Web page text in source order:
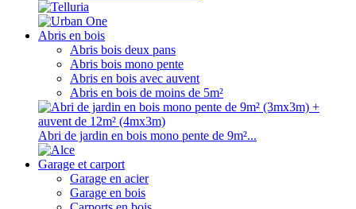
Abris en bois
Abris bois deux pans
Abris bois mono pente
Abris en bois avec auvent
Abris en bois de moins de 5m²
Abri de jardin en bois mono pente de 9m²...
Garage et carport
Garage en acier
Garage en bois